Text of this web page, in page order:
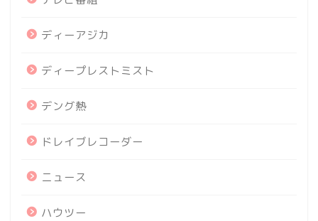
ディーアジカ
ディープレストミスト
デング熱
ドレイブレコーダー
ニュース
ハウツー